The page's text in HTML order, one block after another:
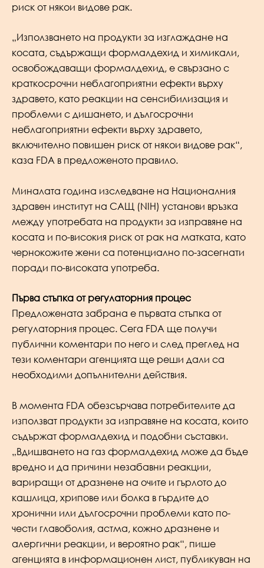
риск от някои видове рак.
„Използването на продукти за изглаждане на
косата, съдържащи формалдехид и химикали,
освобождаващи формалдехид, е свързано с
краткосрочни неблагоприятни ефекти върху
здравето, като реакции на сенсибилизация и
проблеми с дишането, и дългосрочни
неблагоприятни ефекти върху здравето,
включително повишен риск от някои видове рак“,
каза FDA в предложеното правило.
Миналата година изследване на Националния
здравен институт на САЩ (NIH) установи връзка
между употребата на продукти за изправяне на
косата и по-високия риск от рак на матката, като
чернокожите жени са потенциално по-засегнати
поради по-високата употреба.
Първа стъпка от регулаторния процес
Предложената забрана е първата стъпка от
регулаторния процес. Сега FDA ще получи
публични коментари по него и след преглед на
тези коментари агенцията ще реши дали са
необходими допълнителни действия.
В момента FDA обезсърчава потребителите да
използват продукти за изправяне на косата, които
съдържат формалдехид и подобни съставки.
„Вдишването на газ формалдехид може да бъде
вредно и да причини незабавни реакции,
вариращи от дразнене на очите и гърлото до
кашлица, хрипове или болка в гърдите до
хронични или дългосрочни проблеми като по-
чести главоболия, астма, кожно дразнене и
алергични реакции, и вероятно рак“, пише
агенцията в информационен лист, публикуван на